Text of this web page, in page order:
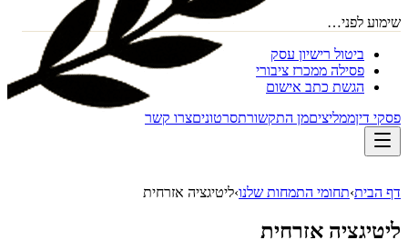
שימוע לפני…
ביטול רישיון עסק
פסילה ממכרז ציבורי
הגשת כתב אישום
פסקי דיןממליציםמן התקשורתסרטוניםצרו קשר
דף הבית›תחומי התמחות שלנו›ליטיגציה אזרחית
ליטיגציה אזרחית